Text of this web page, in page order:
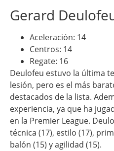
Gerard
Aceleración: 14
Centros: 14
Regate: 16
Deulofeu estuvo la última
lesión, pero es el más
destacados de la lista.
experiencia, ya que ha
en la Premier League.
técnica (17), estilo (17),
balón (15) y agilidad (15).